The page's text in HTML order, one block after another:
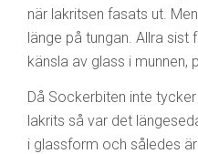
när lakritsen fasats ut.
länge på tungan. Allra
känsla av glass i munnen,
Då Sockerbiten inte
lakrits så var det
i glassform och således